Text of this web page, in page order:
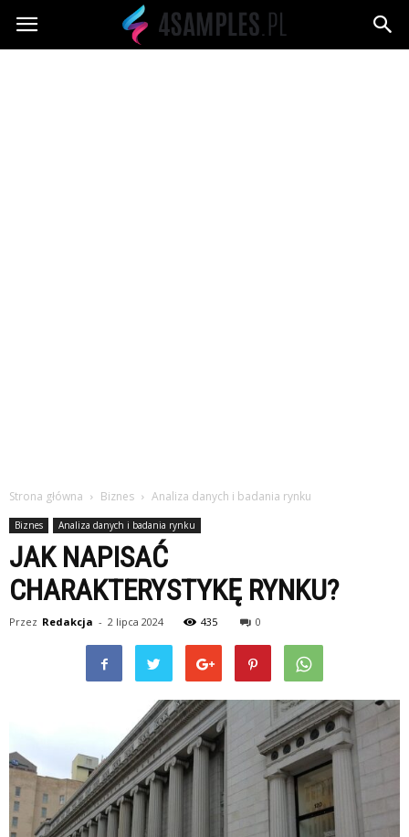
4samples.pl
Strona główna Biznes Analiza danych i badania rynku
Biznes Analiza danych i badania rynku
JAK NAPISAĆ
CHARAKTERYSTYKĘ RYNKU?
Przez Redakcja - 2 lipca 2024 435 0